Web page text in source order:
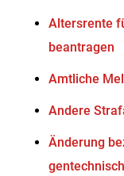
Altersrente
beantragen
Amtliche
Andere
Änderung